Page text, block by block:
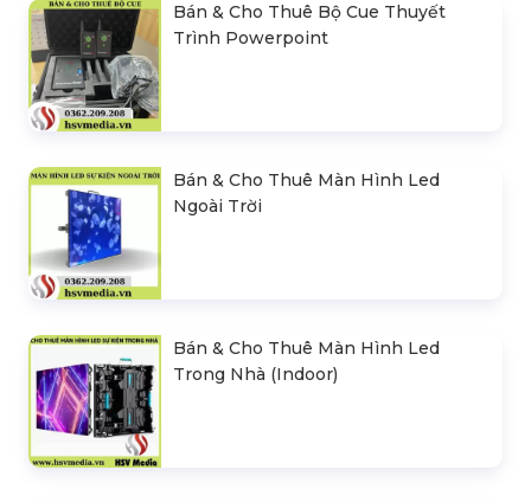
Bán & Cho Thuê Bộ Cue Thuyết
Trình Powerpoint
Bán & Cho Thuê Màn Hình Led
Ngoài Trời
Bán & Cho Thuê Màn Hình Led
Trong Nhà (Indoor)